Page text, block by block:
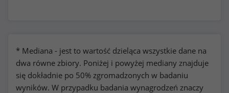
* Mediana - jest to wartość dzieląca wszystkie dane na
dwa równe zbiory. Poniżej i powyżej mediany znajduje
się dokładnie po 50% zgromadzonych w badaniu
wyników. W przypadku badania wynagrodzeń znaczy